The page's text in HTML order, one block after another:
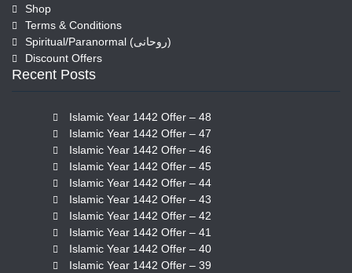
Shop
Terms & Conditions
Spiritual/Paranormal (روحانی)
Discount Offers
Recent Posts
Islamic Year 1442 Offer – 48
Islamic Year 1442 Offer – 47
Islamic Year 1442 Offer – 46
Islamic Year 1442 Offer – 45
Islamic Year 1442 Offer – 44
Islamic Year 1442 Offer – 43
Islamic Year 1442 Offer – 42
Islamic Year 1442 Offer – 41
Islamic Year 1442 Offer – 40
Islamic Year 1442 Offer – 39